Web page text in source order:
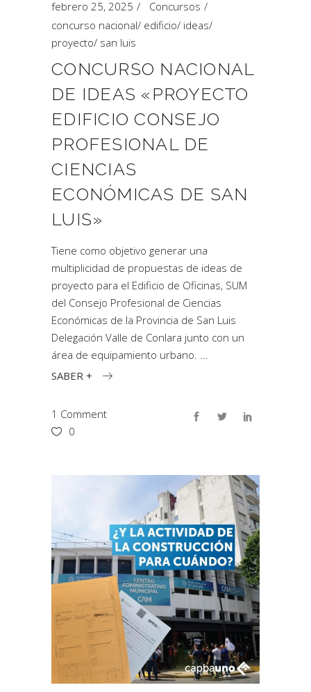
febrero 25, 2025
Concursos
concurso nacional/ edificio/ ideas/
proyecto/ san luis
CONCURSO NACIONAL
DE IDEAS «PROYECTO
EDIFICIO CONSEJO
PROFESIONAL DE
CIENCIAS
ECONÓMICAS DE SAN
LUIS»
Tiene como objetivo generar una
multiplicidad de propuestas de ideas de
proyecto para el Edificio de Oficinas, SUM
del Consejo Profesional de Ciencias
Económicas de la Provincia de San Luis
Delegación Valle de Conlara junto con un
área de equipamiento urbano.
SABER +
1 Comment
0